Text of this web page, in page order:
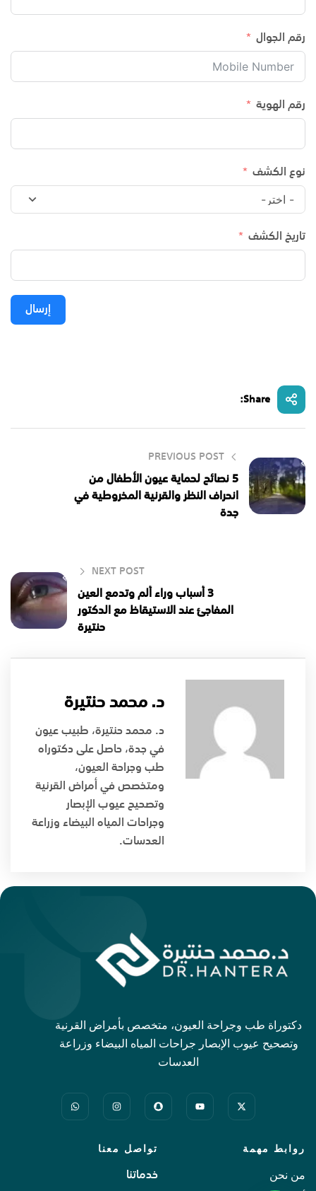
رقم الجوال
رقم الهوية
نوع الكشف
تاريخ الكشف
إرسال
Share:
PREVIOUS POST
5 نصائح لحماية عيون الأطفال من
انحراف النظر والقرنية المخروطية في
جدة
NEXT POST
3 أسباب وراء ألم وتدمع العين
المفاجئ عند الاستيقاظ مع الدكتور
حنتيرة
د. محمد حنتيرة
د. محمد حنتيرة، طبيب عيون
في جدة، حاصل على دكتوراه
طب وجراحة العيون،
ومتخصص في أمراض القرنية
وتصحيح عيوب الإبصار
وجراحات المياه البيضاء وزراعة
العدسات.
دكتوراة طب وجراحة العيون، متخصص بأمراض القرنية
وتصحيح عيوب الإبصار جراحات المياه البيضاء وزراعة
العدسات
روابط مهمة
من نحن
تواصل معنا
خدماتنا